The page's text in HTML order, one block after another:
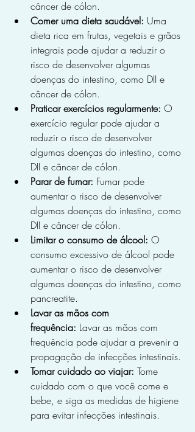
câncer de cólon.
Comer uma dieta saudável: Uma
dieta rica em frutas, vegetais e grãos
integrais pode ajudar a reduzir o
risco de desenvolver algumas
doenças do intestino, como DII e
câncer de cólon.
Praticar exercícios regularmente: O
exercício regular pode ajudar a
reduzir o risco de desenvolver
algumas doenças do intestino, como
DII e câncer de cólon.
Parar de fumar: Fumar pode
aumentar o risco de desenvolver
algumas doenças do intestino, como
DII e câncer de cólon.
Limitar o consumo de álcool: O
consumo excessivo de álcool pode
aumentar o risco de desenvolver
algumas doenças do intestino, como
pancreatite.
Lavar as mãos com
frequência: Lavar as mãos com
frequência pode ajudar a prevenir a
propagação de infecções intestinais.
Tomar cuidado ao viajar: Tome
cuidado com o que você come e
bebe, e siga as medidas de higiene
para evitar infecções intestinais.